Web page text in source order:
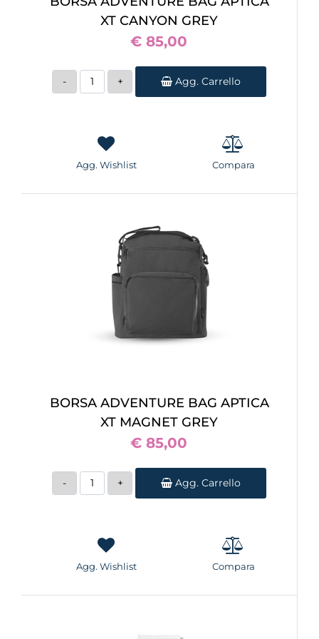
XT CANYON GREY
€ 85,00
Quantità
Agg. Carrello
Agg. Wishlist Compara
BORSA ADVENTURE BAG APTICA
XT MAGNET GREY
€ 85,00
Quantità
Agg. Carrello
Agg. Wishlist Compara